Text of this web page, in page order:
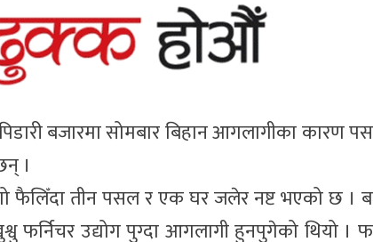
बजारमा सोमबार बिहान आगलागीका कारण
।
फैलिँदा तीन पसल र एक घर जलेर नष्ट भएको छ ।
फर्निचर उद्योग पुग्दा आगलागी हुनपुगेको थियो ।